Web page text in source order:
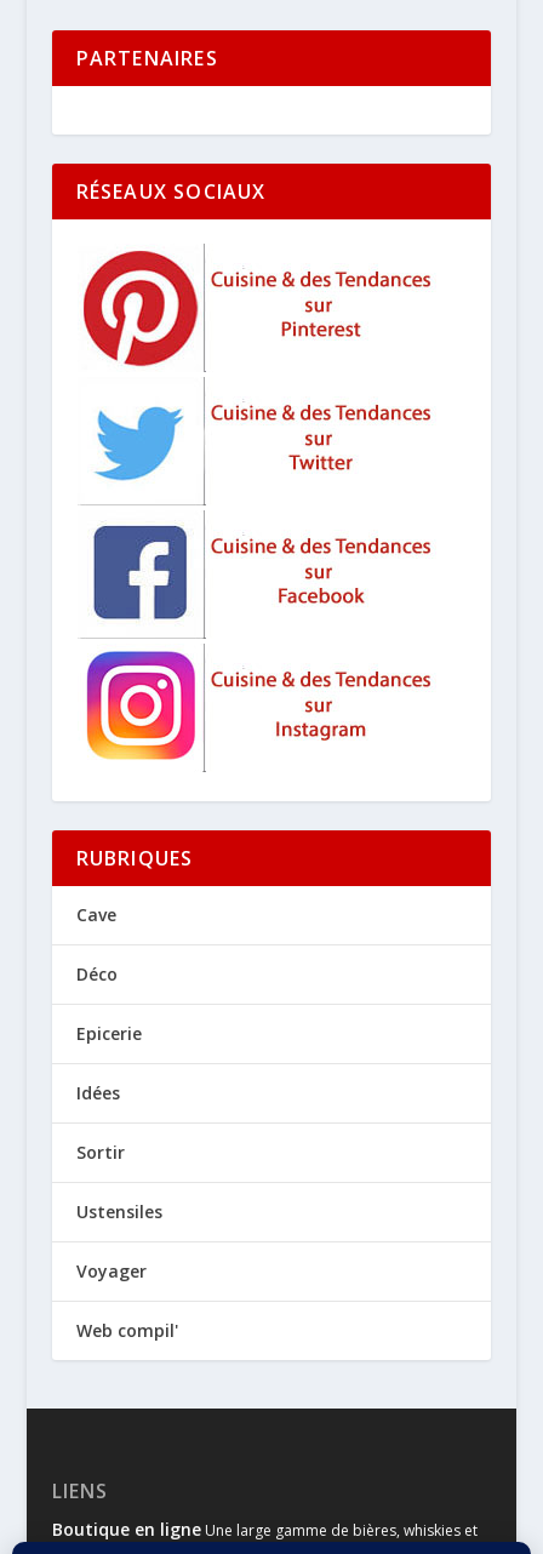
PARTENAIRES
RÉSEAUX SOCIAUX
RUBRIQUES
Cave
Déco
Epicerie
Idées
Sortir
Ustensiles
Voyager
Web compil'
LIENS
Boutique en ligneUne large gamme de bières, whiskies et